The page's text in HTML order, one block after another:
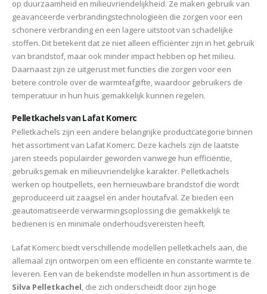
op duurzaamheid en milieuvriendelijkheid. Ze maken gebruik van
geavanceerde verbrandingstechnologieën die zorgen voor een
schonere verbranding en een lagere uitstoot van schadelijke
stoffen. Dit betekent dat ze niet alleen efficiënter zijn in het gebruik
van brandstof, maar ook minder impact hebben op het milieu.
Daarnaast zijn ze uitgerust met functies die zorgen voor een
betere controle over de warmteafgifte, waardoor gebruikers de
temperatuur in hun huis gemakkelijk kunnen regelen.
Pelletkachels van Lafat Komerc
Pelletkachels zijn een andere belangrijke productcategorie binnen
het assortiment van Lafat Komerc. Deze kachels zijn de laatste
jaren steeds populairder geworden vanwege hun efficiëntie,
gebruiksgemak en milieuvriendelijke karakter. Pelletkachels
werken op houtpellets, een hernieuwbare brandstof die wordt
geproduceerd uit zaagsel en ander houtafval. Ze bieden een
geautomatiseerde verwarmingsoplossing die gemakkelijk te
bedienen is en minimale onderhoudsvereisten heeft.
Lafat Komerc biedt verschillende modellen pelletkachels aan, die
allemaal zijn ontworpen om een efficiënte en constante warmte te
leveren. Een van de bekendste modellen in hun assortiment is de
Silva Pelletkachel, die zich onderscheidt door zijn hoge